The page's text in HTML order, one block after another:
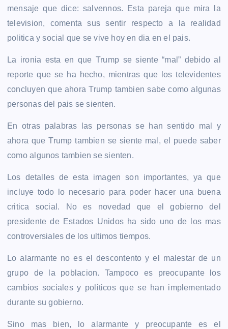
mensaje que dice: salvennos. Esta pareja que mira la
television, comenta sus sentir respecto a la realidad
politica y social que se vive hoy en dia en el pais.
La ironia esta en que Trump se siente “mal” debido al
reporte que se ha hecho, mientras que los televidentes
concluyen que ahora Trump tambien sabe como algunas
personas del pais se sienten.
En otras palabras las personas se han sentido mal y
ahora que Trump tambien se siente mal, el puede saber
como algunos tambien se sienten.
Los detalles de esta imagen son importantes, ya que
incluye todo lo necesario para poder hacer una buena
critica social. No es novedad que el gobierno del
presidente de Estados Unidos ha sido uno de los mas
controversiales de los ultimos tiempos.
Lo alarmante no es el descontento y el malestar de un
grupo de la poblacion. Tampoco es preocupante los
cambios sociales y politicos que se han implementado
durante su gobierno.
Sino mas bien, lo alarmante y preocupante es el